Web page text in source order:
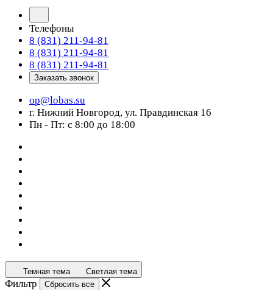
Телефоны
8 (831) 211-94-81
8 (831) 211-94-81
8 (831) 211-94-81
Заказать звонок
op@lobas.su
г. Нижний Новгород, ул. Правдинская 16
Пн - Пт: с 8:00 до 18:00
Темная тема Светлая тема
Фильтр Сбросить все